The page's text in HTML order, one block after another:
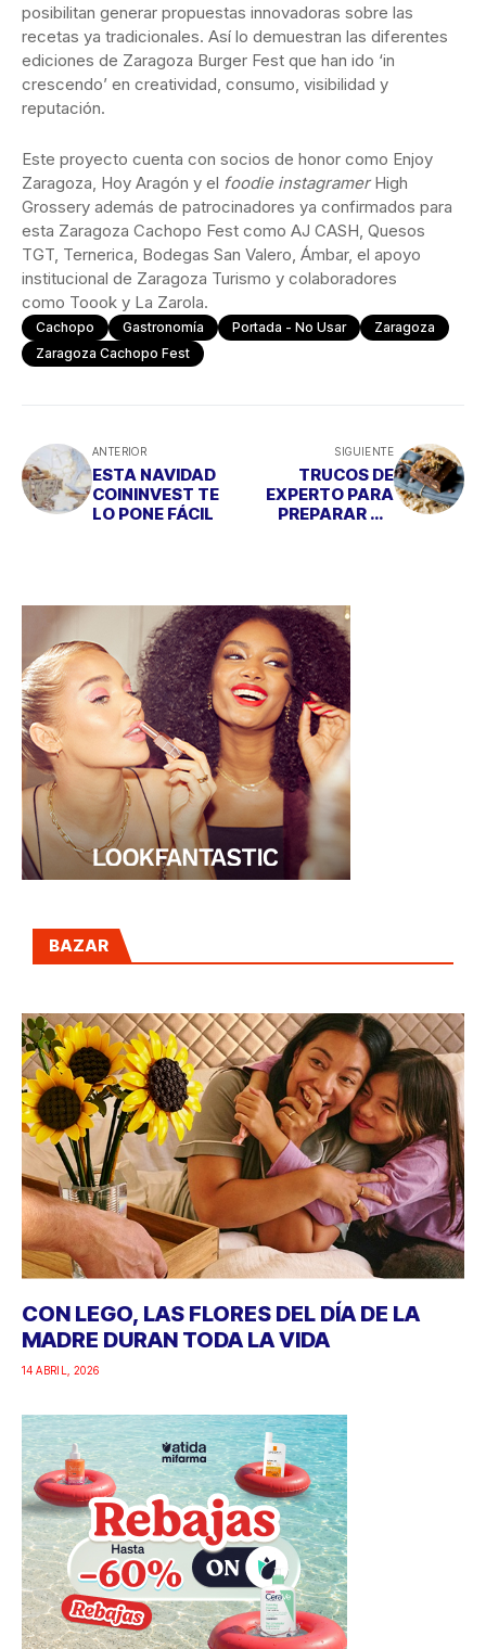
posibilitan generar propuestas innovadoras sobre las
recetas ya tradicionales. Así lo demuestran las diferentes
ediciones de Zaragoza Burger Fest que han ido ‘in
crescendo’ en creatividad, consumo, visibilidad y
reputación.
Este proyecto cuenta con socios de honor como Enjoy
Zaragoza, Hoy Aragón y el foodie instagramerHigh
Grossery además de patrocinadores ya confirmados para
esta Zaragoza Cachopo Fest como AJ CASH, Quesos
TGT, Ternerica, Bodegas San Valero, Ámbar, el apoyo
institucional de Zaragoza Turismo y colaboradores
como Toook y La Zarola.
Cachopo Gastronomía Portada - No Usar
Zaragoza
Zaragoza Cachopo Fest
ANTERIOR
ESTA NAVIDAD
COININVEST TE
LO PONE FÁCIL
SIGUIENTE
TRUCOS DE
EXPERTO PARA
PREPARAR UN
BAZAR
CON LEGO, LAS FLORES DEL DÍA DE LA
MADRE DURAN TODA LA VIDA
14 ABRIL, 2026